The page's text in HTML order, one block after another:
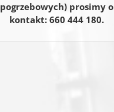
pogrzebowych) prosimy o
kontakt: 660 444 180.